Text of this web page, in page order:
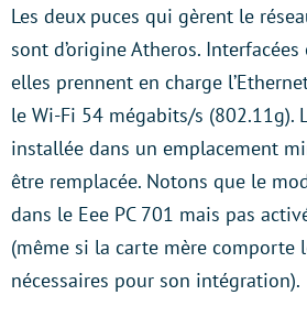
Les deux puces qui gèrent le
sont d’origine Atheros. Interfacées
elles prennent en charge
le Wi-Fi 54 mégabits/s (802.11g).
installée dans un emplacement
être remplacée. Notons que le
dans le Eee PC 701 mais pas
(même si la carte mère comporte
nécessaires pour son intégration).